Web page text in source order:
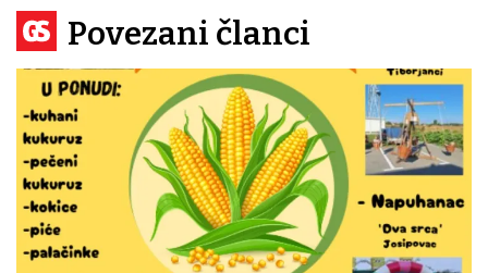
Povezani članci